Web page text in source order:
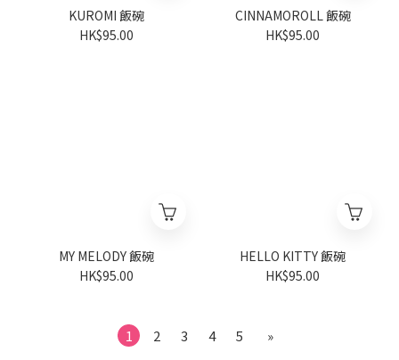
KUROMI 飯碗
HK$95.00
CINNAMOROLL 飯碗
HK$95.00
MY MELODY 飯碗
HK$95.00
HELLO KITTY 飯碗
HK$95.00
1 2 3 4 5 »